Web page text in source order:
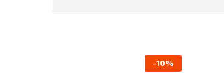
-10%